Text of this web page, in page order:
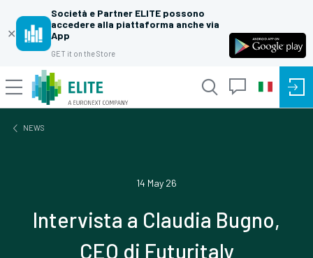
✕
Società e Partner ELITE possono
accedere alla piattaforma anche via
App
GET it on the Store
NEWS
14 May 26
Intervista a Claudia Bugno,
CEO di Futuritaly